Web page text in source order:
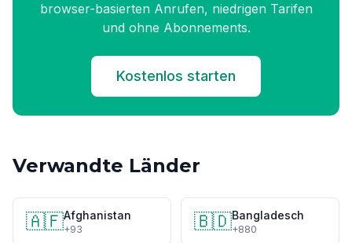
browser-basierten Anrufen, niedrigen Tarifen
und ohne Abonnements.
Kostenlos starten
Verwandte Länder
🇦🇫Afghanistan
+93 🇧🇩Bangladesch
+880